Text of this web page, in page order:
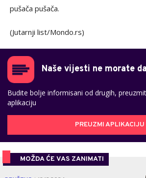
pušača pušača.
(Jutarnji list/Mondo.rs)
Naše vijesti ne morate
Budite bolje informisani od drugih,
aplikaciju
PREUZMI APLIKACIJU
MOŽDA ĆE VAS ZANIMATI